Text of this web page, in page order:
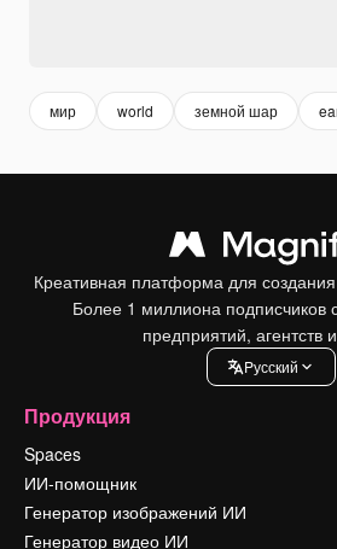
мир world земной шар
Креативная платформа для
Более 1 миллиона подписчиков
предприятий, агентств
Pусский
Продукция
Spaces
ИИ-помощник
Генератор изображений ИИ
Генератор видео ИИ